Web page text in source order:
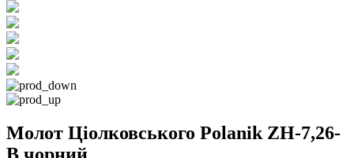
Молот Ціолковського Polanik ZH-7,26-
B чорний